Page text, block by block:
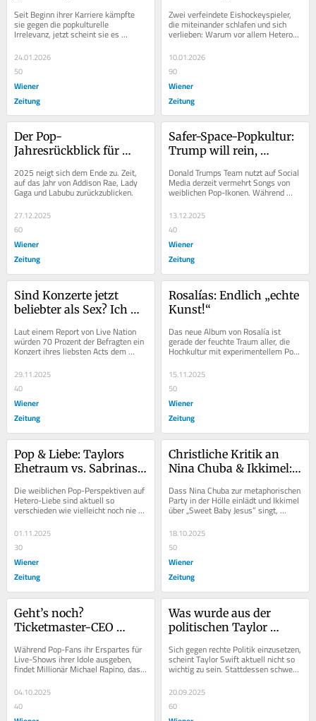
Seit Beginn ihrer Karriere kämpfte
sie gegen die popkulturelle
Irrelevanz, jetzt scheint sie es
geschafft zu haben: mit einem Mix
aus viralem Glück,...
24.01.2026
50
Wiener
Zeitung
Zwei verfeindete Eishockeyspieler,
die miteinander schlafen und sich
verlieben: Warum vor allem Hetero-
willkommene...
10.01.2026
90
Wiener
Zeitung
Der Pop-
Jahresrückblick für
& Gays
2025 neigt sich dem Ende zu. Zeit,
auf das Jahr von Addison Rae, Lady
Gaga und Labubu zurückzublicken.
27.12.2025
60
Wiener
Zeitung
Safer-Space-Popkultur:
Trump will rein,
Donald Trumps Team nutzt auf Social
Media derzeit vermehrt Songs von
weiblichen Pop-Ikonen. Während
Taylor Swift wieder einmal stumm
blieb, wehrte...
13.12.2025
40
Wiener
Zeitung
Sind Konzerte jetzt
beliebter als Sex? Ich
Laut einem Report von Live Nation
würden 70 Prozent der Befragten ein
Konzert ihres liebsten Acts dem
spielt...
29.11.2025
40
Wiener
Zeitung
Rosalías: Endlich „echte
Kunst!“
Das neue Album von Rosalía ist
gerade der feuchte Traum aller, die
Hochkultur mit experimentellem Pop
verwechseln, um sich smarter zu
fühlen. Warum...
15.11.2025
50
Wiener
Zeitung
Pop & Liebe: Taylors
Ehetraum vs. Sabrinas
Die weiblichen Pop-Perspektiven auf
Hetero-Liebe sind aktuell so
verschieden wie vielleicht noch nie –
Zustand des...
01.11.2025
30
Wiener
Zeitung
Christliche Kritik an
Nina Chuba & Ikkimel:
Dass Nina Chuba zur metaphorischen
Party in der Hölle einlädt und Ikkimel
über „Sweet Baby Jesus” singt,
schmeckt so einigen gläubigen...
18.10.2025
50
Wiener
Zeitung
Geht’s noch?
Ticketmaster-CEO
Während Pop-Fans ihr Erspartes für
Live-Shows ihrer Idole ausgeben,
findet Millionär Michael Rapino, dass
Tickets ruhig noch teurer werden
können....
04.10.2025
40
Was wurde aus der
politischen Taylor
Sich gegen rechte Politik einzusetzen,
scheint Taylor Swift aktuell nicht so
wichtig zu sein. Stattdessen schwebt
sie mit Travis Kelce auf Wolke...
20.09.2025
60